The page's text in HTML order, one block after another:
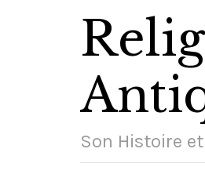
Son Histoire